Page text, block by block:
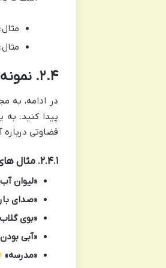
۲.۴. نمونه های متنوع از تصور (با بیش از ۲۵ مثال کاملاً جدید و واضح)
در ادامه، به
پیدا کنید. به
قضاوتی
۲.۴.۱. مثال های روزمره
«لیوان
«صدای
«بوی
«آبی
«مدرسه»